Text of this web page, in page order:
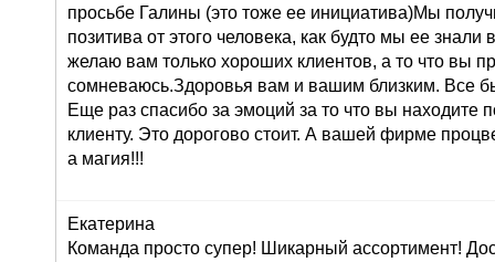
просьбе Галины (это тоже ее инициатива)Мы
позитива от этого человека, как будто мы ее знали
желаю вам только хороших клиентов, а то что вы
сомневаюсь.Здоровья вам и вашим близким. Все
Еще раз спасибо за эмоций за то что вы находите
клиенту. Это дорогово стоит. А вашей фирме
а магия!!!
Екатерина
Команда просто супер! Шикарный ассортимент!